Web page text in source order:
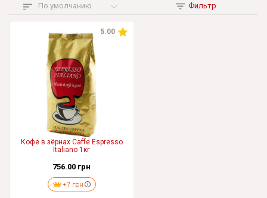
По умолчанию Фильтр
5.00
Кофе в зёрнах Caffe Espresso
Italiano 1кг
756.00 грн
+7 грн